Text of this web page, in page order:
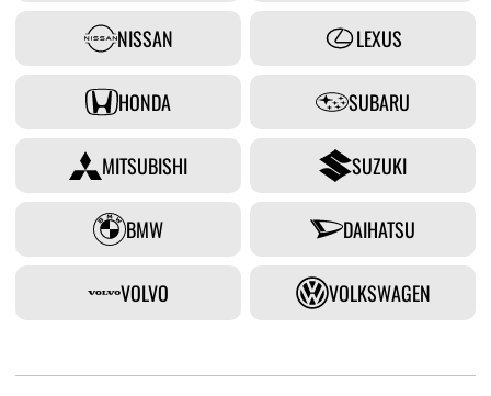
NISSAN LEXUS
HONDA SUBARU
MITSUBISHI SUZUKI
BMW DAIHATSU
VOLVO VOLKSWAGEN